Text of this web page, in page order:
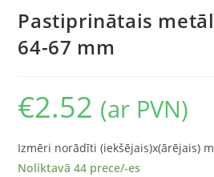
Pastiprinātais
64-67 mm
€2.52 (ar PVN)
Izmēri norādīti (iekšējais)x(ārējais)
Noliktavā 44 prece/-es